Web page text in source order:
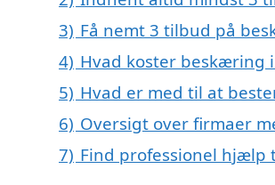
3) Få nemt 3 tilbud på
4) Hvad koster beskæring
5) Hvad er med til at
6) Oversigt over firmaer
7) Find professionel